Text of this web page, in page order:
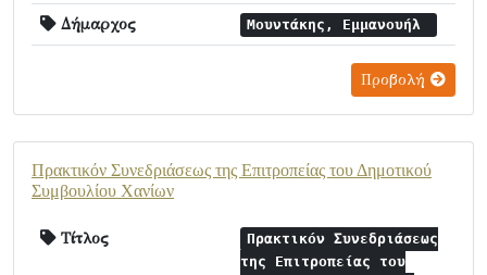
Δήμαρχος Μουντάκης, Εμμανουήλ
Προβολή
Πρακτικόν Συνεδριάσεως της Επιτροπείας του Δημοτικού
Συμβουλίου Χανίων
Τίτλος
Πρακτικόν Συνεδριάσεως
της Επιτροπείας του